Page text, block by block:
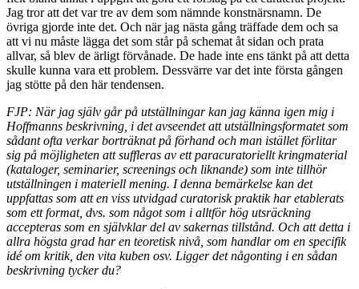
Jag tror att det var tre av dem som nämnde konstnärsnamn. De
övriga gjorde inte det. Och när jag nästa gång träffade dem och sa
att vi nu måste lägga det som står på schemat åt sidan och prata
allvar, så blev de ärligt förvånade. De hade inte ens tänkt på att detta
skulle kunna vara ett problem. Dessvärre var det inte första gången
jag stötte på den här tendensen.
FJP: När jag själv går på utställningar kan jag känna igen mig i
Hoffmanns beskrivning, i det avseendet att utställningsformatet som
sådant ofta verkar borträknat på förhand och man istället förlitar
sig på möjligheten att suffleras av ett paracuratoriellt kringmaterial
(kataloger, seminarier, screenings och liknande) som inte tillhör
utställningen i materiell mening. I denna bemärkelse kan det
uppfattas som att en viss utvidgad curatorisk praktik har etablerats
som ett format, dvs. som något som i alltför hög utsräckning
accepteras som en självklar del av sakernas tillstånd. Och att detta i
allra högsta grad har en teoretisk nivå, som handlar om en specifik
idé om kritik, den vita kuben osv. Ligger det någonting i en sådan
beskrivning tycker du?